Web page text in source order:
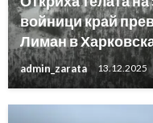
войници край
Лиман в
admin_zarata 13.12.2025